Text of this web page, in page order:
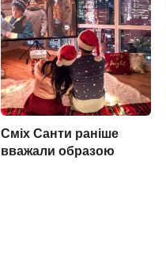
Сміх Санти раніше
вважали образою